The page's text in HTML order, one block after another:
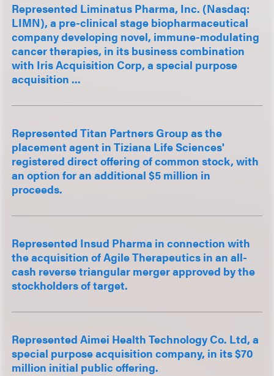
Represented Liminatus Pharma, Inc. (Nasdaq:
LIMN), a pre-clinical stage biopharmaceutical
company developing novel, immune-modulating
cancer therapies, in its business combination
with Iris Acquisition Corp, a special purpose
acquisition ...
Represented Titan Partners Group as the
placement agent in Tiziana Life Sciences'
registered direct offering of common stock, with
an option for an additional $5 million in
proceeds.
Represented Insud Pharma in connection with
the acquisition of Agile Therapeutics in an all-
cash reverse triangular merger approved by the
stockholders of target.
Represented Aimei Health Technology Co. Ltd, a
special purpose acquisition company, in its $70
million initial public offering.